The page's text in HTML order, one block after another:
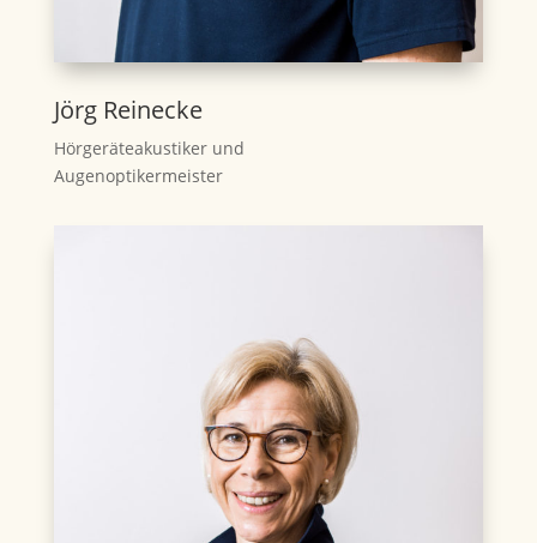
Jörg Reinecke
Hörgeräteakustiker und
Augenoptikermeister